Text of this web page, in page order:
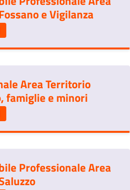
e Vigilanza
Area Territorio
famiglie e minori
Professionale Area